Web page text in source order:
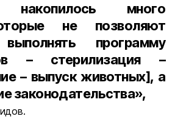
накопилось много
не позволяют
программу
– стерилизация –
– выпуск животных], а
законодательства»,